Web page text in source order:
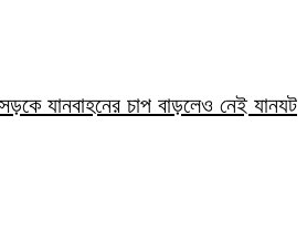
যানবাহনের চাপ বাড়লেও নেই যানযট